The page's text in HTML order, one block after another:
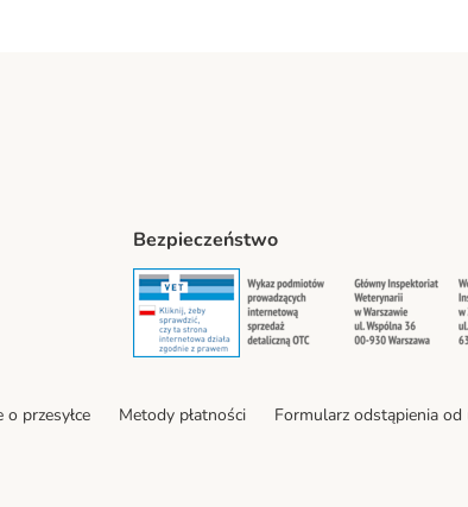
Method
Bezpieczeństwo
Security Security
o przesyłce Metody płatności Formularz odstąpienia